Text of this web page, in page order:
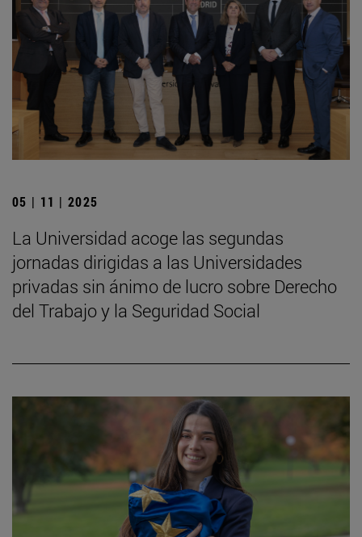
05 | 11 | 2025
La Universidad acoge las segundas
jornadas dirigidas a las Universidades
privadas sin ánimo de lucro sobre Derecho
del Trabajo y la Seguridad Social